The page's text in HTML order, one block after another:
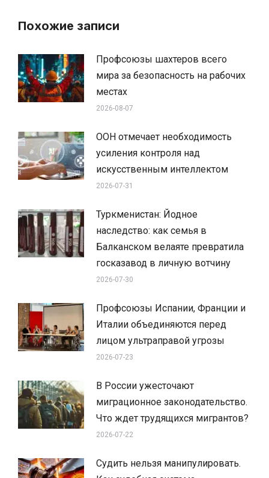
Похожие записи
Профсоюзы шахтеров всего
мира за безопасность на рабочих
местах
2026-08-07
ООН отмечает необходимость
усиления контроля над
искусственным интеллектом
2026-07-31
Туркменистан: Йодное
наследство: как семья в
Балканском велаяте превратила
госказавод в личную вотчину
2026-07-30
Профсоюзы Испании, Франции и
Италии объединяются перед
лицом ультраправой угрозы
2026-07-23
В России ужесточают
миграционное законодательство.
Что ждет трудящихся мигрантов?
2026-07-22
Судить нельзя манипулировать.